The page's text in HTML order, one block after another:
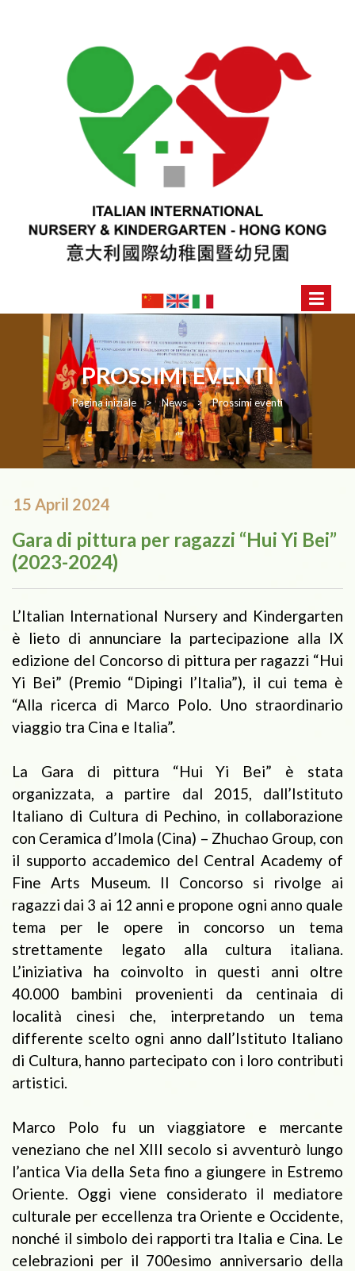
PROSSIMI EVENTI
Pagina iniziale > News > Prossimi eventi
15 April 2024
Gara di pittura per ragazzi “Hui Yi Bei”
(2023-2024)
L’Italian International Nursery and Kindergarten
è lieto di annunciare la partecipazione alla IX
edizione del Concorso di pittura per ragazzi “Hui
Yi Bei” (Premio “Dipingi l’Italia”), il cui tema è
“Alla ricerca di Marco Polo. Uno straordinario
viaggio tra Cina e Italia”.
La Gara di pittura “Hui Yi Bei” è stata
organizzata, a partire dal 2015, dall’Istituto
Italiano di Cultura di Pechino, in collaborazione
con Ceramica d’Imola (Cina) – Zhuchao Group, con
il supporto accademico del Central Academy of
Fine Arts Museum. Il Concorso si rivolge ai
ragazzi dai 3 ai 12 anni e propone ogni anno quale
tema per le opere in concorso un tema
strettamente legato alla cultura italiana.
L’iniziativa ha coinvolto in questi anni oltre
40.000 bambini provenienti da centinaia di
località cinesi che, interpretando un tema
differente scelto ogni anno dall’Istituto Italiano
di Cultura, hanno partecipato con i loro contributi
artistici.
Marco Polo fu un viaggiatore e mercante
veneziano che nel XIII secolo si avventurò lungo
l’antica Via della Seta fino a giungere in Estremo
Oriente. Oggi viene considerato il mediatore
culturale per eccellenza tra Oriente e Occidente,
nonché il simbolo dei rapporti tra Italia e Cina. Le
celebrazioni per il 700esimo anniversario della